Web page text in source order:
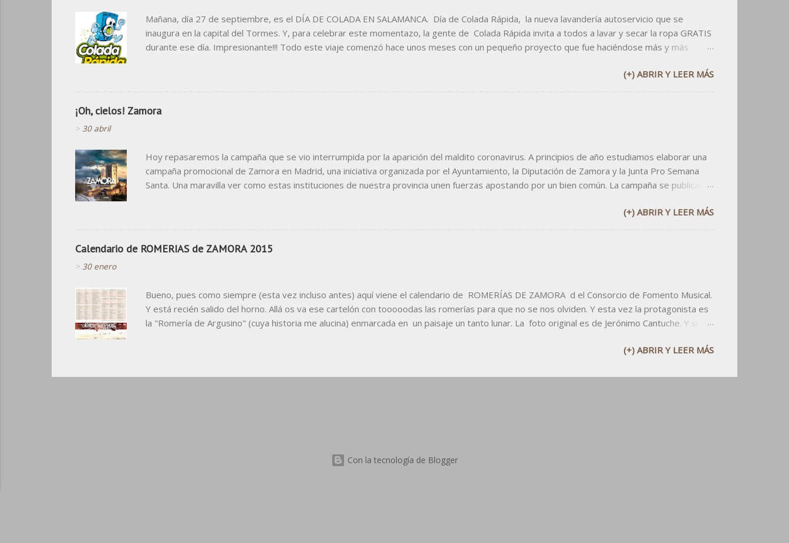
Mañana, día 27 de septiembre, es el DÍA DE COLADA EN SALAMANCA. Día de Colada Rápida, la nueva lavandería autoservicio que se
inaugura en la capital del Tormes. Y, para celebrar este momentazo, la gente de Colada Rápida invita a todos a lavar y secar la ropa GRATIS
durante ese día. Impresionante!!! Todo este viaje comenzó hace unos meses con un pequeño proyecto que fue haciéndose más y más
el principio, cosa que ojalá ocurriera todos los días :-) Con el nombre decidido, el primer paso consistió en elaborar un logo informal,
colorista y de estilo cómic sobre la idea de una lavadora acelerá. Tras el logo, el momento de las aplicaciones. Primero elaborar la tarjeta de
(+) ABRIR Y LEER MÁS
¡Oh, cielos! Zamora
> 30 abril
Hoy repasaremos la campaña que se vio interrumpida por la aparición del maldito coronavirus. A principios de año estudiamos elaborar una
campaña promocional de Zamora en Madrid, una iniciativa organizada por el Ayuntamiento, la Diputación de Zamora y la Junta Pro Semana
Santa. Una maravilla ver como estas instituciones de nuestra provincia unen fuerzas apostando por un bien común. La campaña se publicaría
"¡Oh, cielos! " fue pensada como escape visual para todos los usuarios del metro, en un intento de fabricarles una ventana al cielo. En los
noventa se popularizó "de Madrid al cielo" una castiza muletilla que hoy modificamos, tras ver los cielos de nuestra provincia, para gritar " de
(+) ABRIR Y LEER MÁS
Calendario de ROMERIAS de ZAMORA 2015
> 30 enero
Bueno, pues como siempre (esta vez incluso antes) aquí viene el calendario de ROMERÍAS DE ZAMORA d el Consorcio de Fomento Musical.
Y está recién salido del horno. Allá os va ese cartelón con tooooodas las romerías para que no se nos olviden. Y esta vez la protagonista es
la "Romería de Argusino" (cuya historia me alucina) enmarcada en un paisaje un tanto lunar. La foto original es de Jerónimo Cantuche. Y si
calendario para algo que no sea vuestro uso personal (que sigue habiendo geste pillina), por lo menos citad al dueño: el CFMZ .(+) ABRIR Y LEER MÁS
Con la tecnología de Blogger